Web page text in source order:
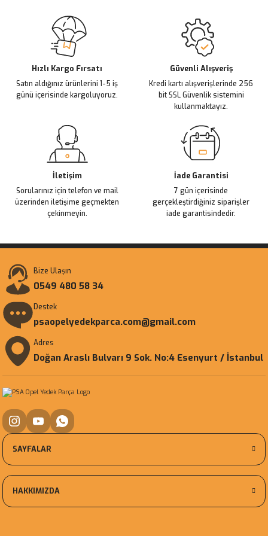
Ürün resmi kalitesiz, bozuk veya görüntülenemiyor.
Ürün açıklamasında eksik bilgiler bulunuyor.
Ürün bilgilerinde hatalar bulunuyor.
Ürün fiyatı diğer sitelerden daha pahalı.
Bu ürüne benzer farklı alternatifler olmalı.
Hızlı Kargo Fırsatı
Satın aldığınız ürünlerini 1-5 iş
günü içerisinde kargoluyoruz.
Güvenli Alışveriş
Kredi kartı alışverişlerinde 256
bit SSL Güvenlik sistemini
kullanmaktayız.
İletişim
Sorularınız için telefon ve mail
üzerinden iletişime geçmekten
çekinmeyin.
İade Garantisi
7 gün içerisinde
gerçekleştirdiğiniz siparişler
iade garantisindedir.
Bize Ulaşın
0549 480 58 34
Destek
psaopelyedekparca.com@gmail.com
Adres
Doğan Araslı Bulvarı 9 Sok. No:4 Esenyurt / İstanbul
SAYFALAR
HAKKIMIZDA